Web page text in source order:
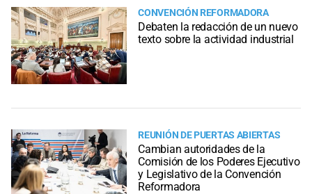
CONVENCIÓN REFORMADORA
Debaten la redacción de un nuevo
texto sobre la actividad industrial
REUNIÓN DE PUERTAS ABIERTAS
Cambian autoridades de la
Comisión de los Poderes Ejecutivo
y Legislativo de la Convención
Reformadora